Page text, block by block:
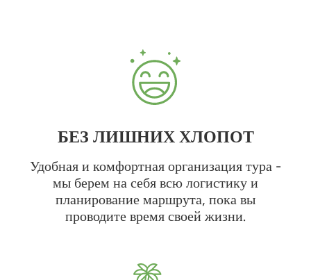
БЕЗ ЛИШНИХ ХЛОПОТ
Удобная и комфортная организация тура -
мы берем на себя всю логистику и
планирование маршрута, пока вы
проводите время своей жизни.